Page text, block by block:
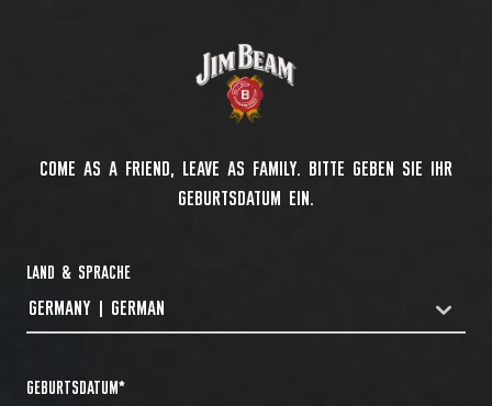
COME AS A FRIEND, LEAVE AS FAMILY. BITTE GEBEN SIE IHR
GEBURTSDATUM EIN.
LAND & SPRACHE
COUNTRYDROPDOWN
GERMANY | GERMAN
GEBURTSDATUM*